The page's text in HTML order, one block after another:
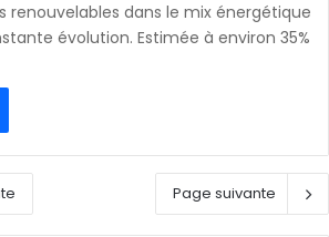
renouvelables dans le mix énergétique
évolution. Estimée à environ 35%
Page suivante